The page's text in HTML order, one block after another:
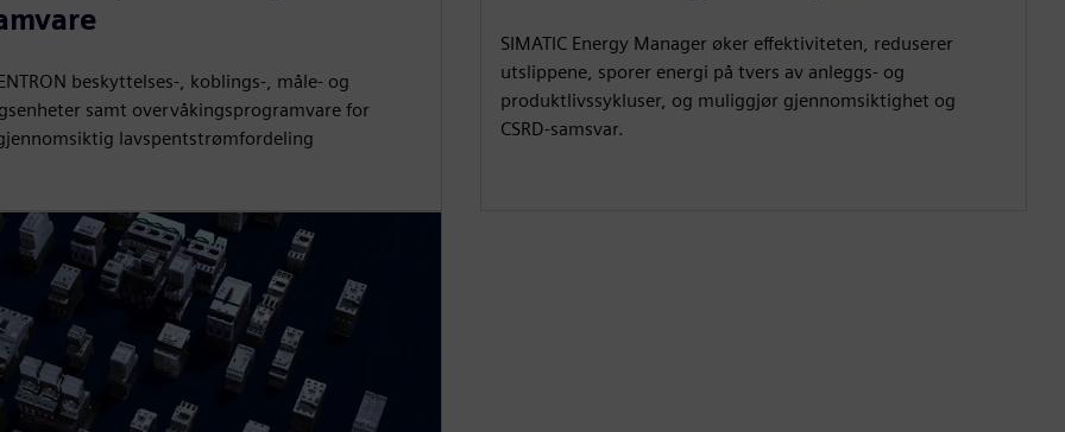
beskyttelses-, koblings-, måle- og
samt overvåkingsprogramvare for
lavspentstrømfordeling
SIMATIC Energy Manager øker effektiviteten, reduserer
utslippene, sporer energi på tvers av anleggs- og
produktlivssykluser, og muliggjør gjennomsiktighet og
CSRD-samsvar.